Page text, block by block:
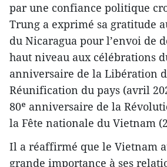
par une confiance politique
Trung a exprimé sa gratitude
du Nicaragua pour l’envoi de
haut niveau aux célébrations
anniversaire de la Libération
Réunification du pays (avril
80ᵉ anniversaire de la
la Fête nationale du Vietnam
Il a réaffirmé que le Vietnam
grande importance à ses